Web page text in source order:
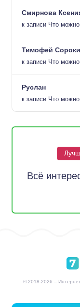
Смирнова
к записи Что
Тимофей
к записи Что
Руслан
к записи Что
Всё
© 2018-2026 –